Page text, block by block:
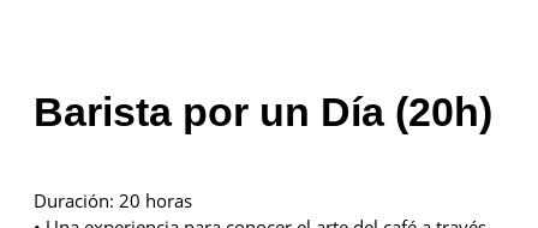
Barista por un Día (20h)
Duración: 20 horas